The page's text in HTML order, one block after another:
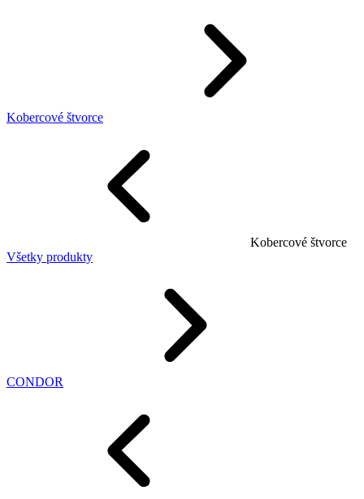
Kobercové štvorce
Kobercové štvorce
Všetky produkty
CONDOR